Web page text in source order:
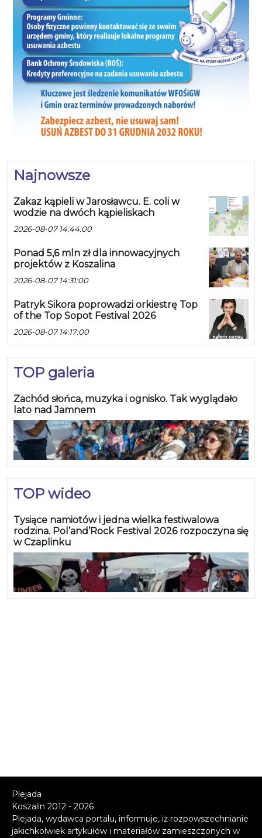
Najnowsze
Zakaz kąpieli w Jarosławcu. E. coli w
wodzie na dwóch kąpieliskach
2026-08-07 14:44:00
Ponad 5,6 mln zł dla innowacyjnych
projektów z Koszalina
2026-08-07 14:31:00
Patryk Sikora poprowadzi orkiestrę Top
of the Top Sopot Festival 2026
2026-08-07 14:17:00
TOP galeria
Zachód słońca, muzyka i ognisko. Tak wyglądało
lato nad Jamnem
TOP wideo
Tysiące namiotów i jedna wielka festiwalowa
rodzina. Pol’and’Rock Festival 2026 rozpoczyna się
w Czaplinku
Plejada
Koszalin 2012 - 2026
Plejada, wydawca portalu, informuje, iż rozpowszechnianie
jakichkolwiek artykułów i materiałów zamieszczonych w